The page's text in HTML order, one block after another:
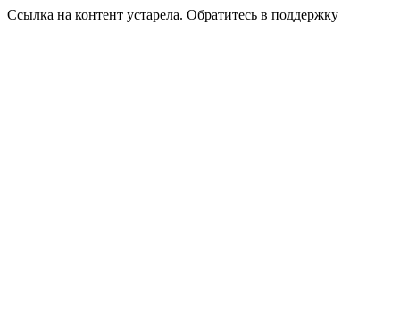
Ссылка на контент устарела. Обратитесь в поддержку